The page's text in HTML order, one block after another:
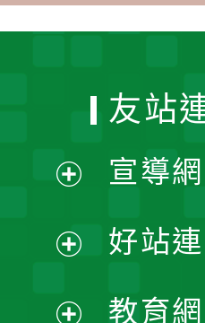
開
選
友站
宣導
好站
教育